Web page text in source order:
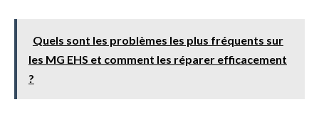
Quels sont les problèmes les plus fréquents sur
les MG EHS et comment les réparer efficacement
?